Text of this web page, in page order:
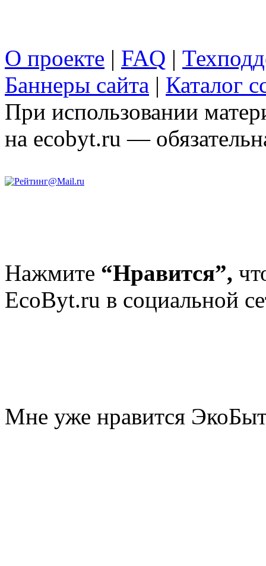
О проекте | FAQ |
Баннеры сайта | Каталог
При использовании
на ecobyt.ru —
Нажмите “Нравится”,
EcoByt.ru в социальной
Мне уже нравится